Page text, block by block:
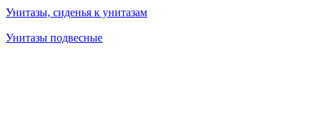
Унитазы, сиденья к унитазам
Унитазы подвесные